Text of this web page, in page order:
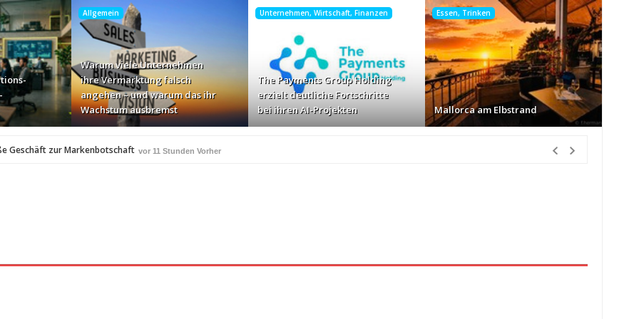
Allgemein
Warum viele Unternehmen
ihre Vermarktung falsch
angehen – und warum das ihr
Wachstum ausbremst
Unternehmen, Wirtschaft, Finanzen
The Payments Group Holding
erzielt deutliche Fortschritte
bei ihren AI-Projekten
Essen, Trinken
Mallorca am Elbstrand
Geschäft zur Markenbotschaft vor 11 Stunden Vorher
AI-Projekten
Bayerischen Bio-Erlebnistagen